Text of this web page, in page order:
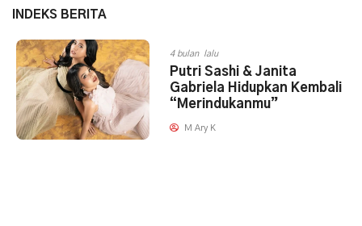
INDEKS BERITA
4 bulan lalu
Putri Sashi & Janita
Gabriela Hidupkan Kembali
“Merindukanmu”
M Ary K